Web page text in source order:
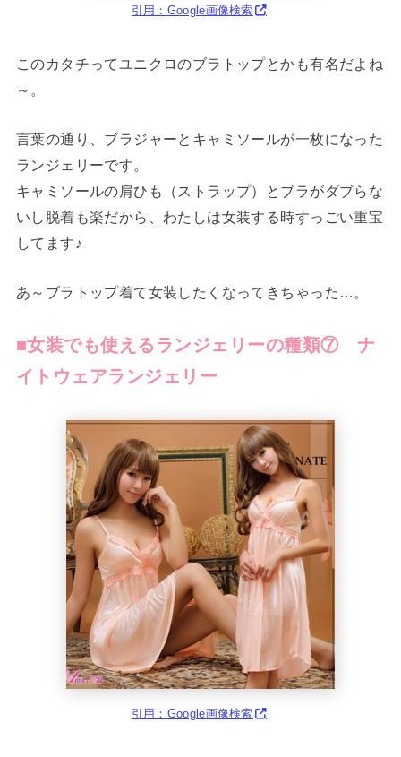
引用：Google画像検索
このカタチってユニクロのブラトップとかも有名だよね
～。
言葉の通り、ブラジャーとキャミソールが一枚になった
ランジェリーです。
キャミソールの肩ひも（ストラップ）とブラがダブらな
いし脱着も楽だから、わたしは女装する時すっごい重宝
してます♪
あ～ブラトップ着て女装したくなってきちゃった…。
■女装でも使えるランジェリーの種類⑦ ナ
イトウェアランジェリー
引用：Google画像検索